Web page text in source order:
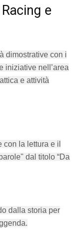
e
dimostrative con i
iniziative nell’area
e attività
la lettura e il
dal titolo “Da
dalla storia per